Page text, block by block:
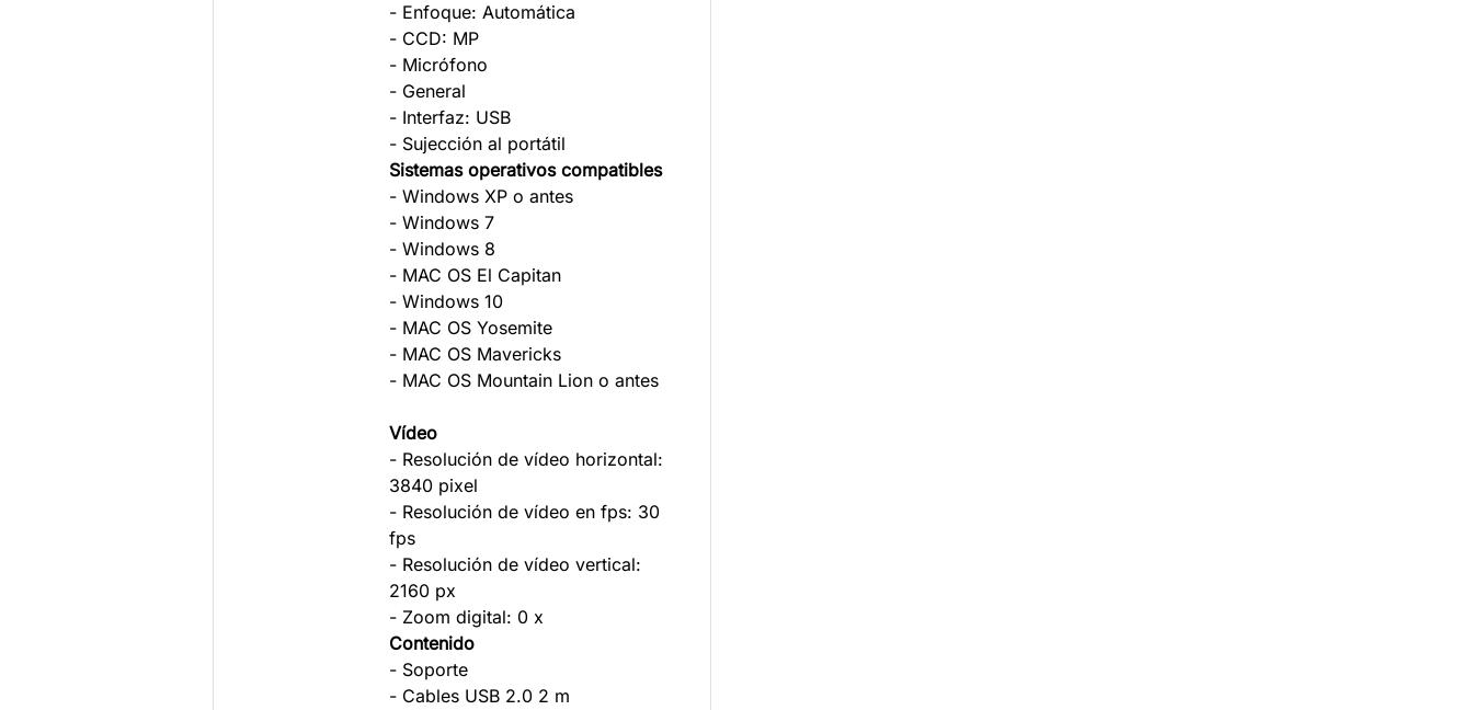
- Enfoque: Automática
- CCD: MP
- Micrófono
- General
- Interfaz: USB
- Sujección al portátil
Sistemas operativos compatibles
- Windows XP o antes
- Windows 7
- Windows 8
- MAC OS El Capitan
- Windows 10
- MAC OS Yosemite
- MAC OS Mavericks
- MAC OS Mountain Lion o antes
Vídeo
- Resolución de vídeo horizontal:
3840 pixel
- Resolución de vídeo en fps: 30
fps
- Resolución de vídeo vertical:
2160 px
- Zoom digital: 0 x
Contenido
- Soporte
- Cables USB 2.0 2 m